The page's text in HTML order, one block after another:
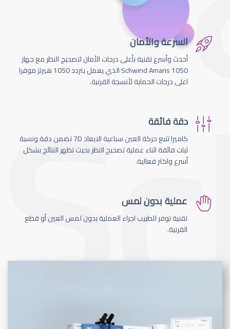
السرعة والأمان
أحدث وأسرع تقنية بأعلى درجات الأمان لتصحيج النظر مع جهاز
Schwind Amaris 1050 الذي يعمل بتردد 1050 هيرتز موفرا
اعلى درجات الحماية لأنسجة القرنية.
دقة فائقة
كاميرا تتبع حركة العين سباعية الابعاد 7D تضمن دقة ونسبة
ثبات فائقة اثناء عملية تصحيح النظر بحيث تظهر النتائج بشكل
أسرع واكثر فعالية.
عملية بدون لمس
تقنية توفر للطبيب اجراء العملية بدون لمس العين أو قطع
القرنية.